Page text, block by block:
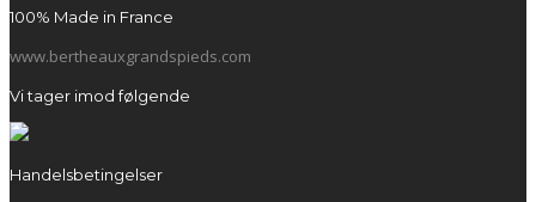
100% Made in France
www.bertheauxgrandspieds.com
Vi tager imod følgende
Handelsbetingelser